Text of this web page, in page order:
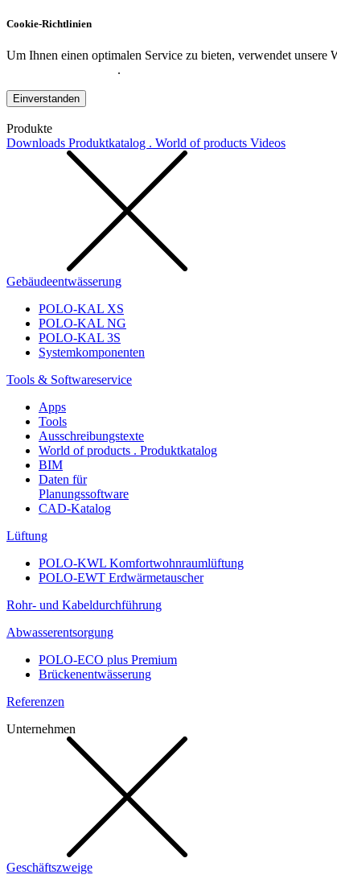
Cookie-Richtlinien
Um Ihnen einen optimalen Service zu bieten, verwendet
.
Einverstanden
Produkte
Downloads Produktkatalog . World of products Videos
Gebäudeentwässerung
POLO-KAL XS
POLO-KAL NG
POLO-KAL 3S
Systemkomponenten
Tools & Softwareservice
Apps
Tools
Ausschreibungstexte
World of products . Produktkatalog
BIM
Daten für
Planungssoftware
CAD-Katalog
Lüftung
POLO-KWL Komfortwohnraumlüftung
POLO-EWT Erdwärmetauscher
Rohr- und Kabeldurchführung
Abwasserentsorgung
POLO-ECO plus Premium
Brückenentwässerung
Referenzen
Unternehmen
Geschäftszweige